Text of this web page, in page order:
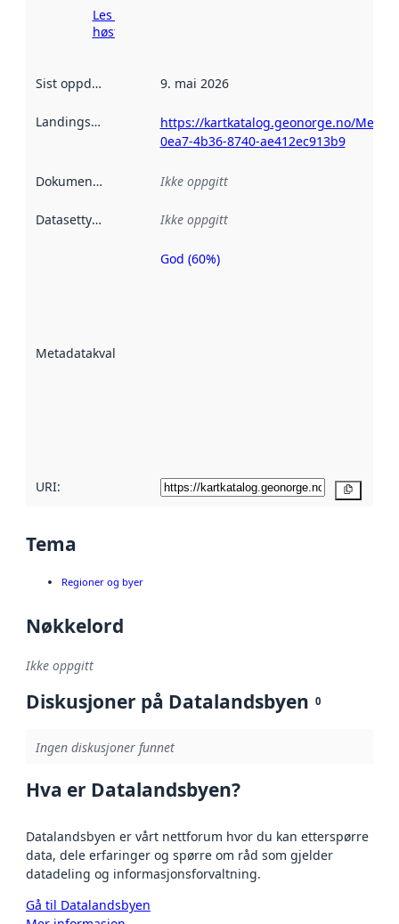
Les mer om
høsting her
Sist oppdatert 9. mai 2026
Landingsside
https://kartkatalog.geonorge.no/
0ea7-4b36-8740-ae412ec913b9
Dokumentasjon Ikke oppgitt
Datasettype Ikke oppgitt
Metadatakvalitet
Metadatakvalitet
God (60%)
URI:
Tema
Regioner og byer
Nøkkelord
Ikke oppgitt
Diskusjoner på Datalandsbyen 0
Ingen diskusjoner funnet
Hva er Datalandsbyen?
Datalandsbyen er vårt nettforum hvor du kan etterspørre
data, dele erfaringer og spørre om råd som gjelder
datadeling og informasjonsforvaltning.
Gå til Datalandsbyen